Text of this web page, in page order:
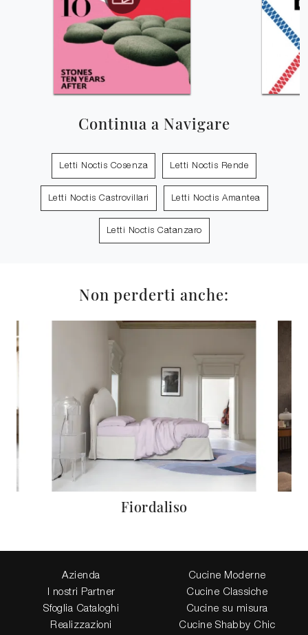
Continua a Navigare
Letti Noctis Cosenza Letti Noctis Rende
Letti Noctis Castrovillari Letti Noctis Amantea
Letti Noctis Catanzaro
Non perderti anche:
Fiordaliso
Azienda
I nostri Partner
Sfoglia Cataloghi
Realizzazioni
Cucine Moderne
Cucine Classiche
Cucine su misura
Cucine Shabby Chic